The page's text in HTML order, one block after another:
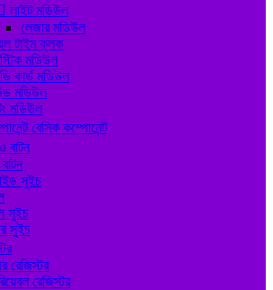
 লাইট মডিউল
লেজার মডিউল
টাইম ক্লক
মডিউল
কার্ড মডিউল
মডিউল
মডিউল
বেসিক কম্পোনেন্ট
বাটন
সুইচ
সুইচ
সুইচ
রেজিস্টর
রেজিস্টর